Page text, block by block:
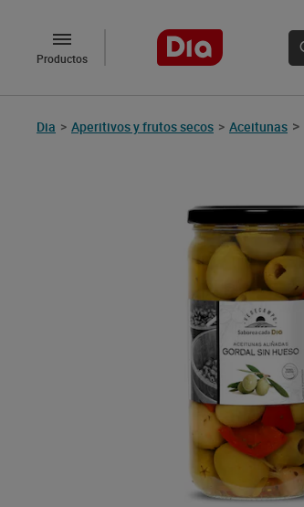
Productos
Dia > Aperitivos y frutos secos > Aceitunas >